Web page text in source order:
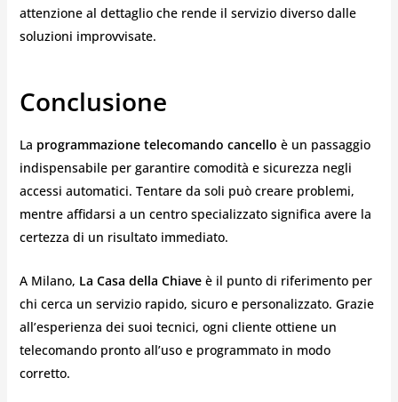
attenzione al dettaglio che rende il servizio diverso dalle
soluzioni improvvisate.
Conclusione
La programmazione telecomando cancello è un passaggio
indispensabile per garantire comodità e sicurezza negli
accessi automatici. Tentare da soli può creare problemi,
mentre affidarsi a un centro specializzato significa avere la
certezza di un risultato immediato.
A Milano, La Casa della Chiaveè il punto di riferimento per
chi cerca un servizio rapido, sicuro e personalizzato. Grazie
all’esperienza dei suoi tecnici, ogni cliente ottiene un
telecomando pronto all’uso e programmato in modo
corretto.